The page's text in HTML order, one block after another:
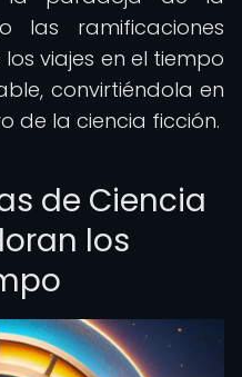
las ramificaciones
viajes en el tiempo
convirtiéndola en
de la ciencia ficción.
de Ciencia
los